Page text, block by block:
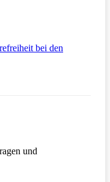
bei den
und
in einem neuen Tab